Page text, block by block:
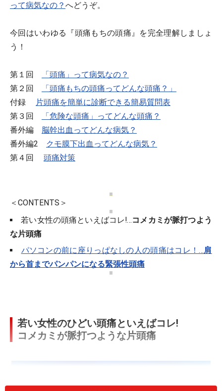
って病気なの？ へどうぞ。
今回はいわゆる『頭痛もちの頭痛』を完全理解しましょ
う！
第１回
「頭痛」って病気なの？
第２回
「頭痛もちの頭痛ってどんな頭痛？」
付録
片頭痛を簡単に診断できる簡易質問表
第３回
「危険な頭痛」ってどんな頭痛？
番外編 脳幹出血ってどんな病気？
番外編2
クモ膜下出血ってどんな病気？
第４回 頭痛対策
＜CONTENTS＞
若い女性の頭痛といえばコレ!…コメカミが脈打つよう
な片頭痛
パソコンの前に座りっぱなしの人の頭痛はコレ！…肩
から首までパンパンになる緊張性頭痛
若い女性のひどい頭痛といえばコレ!
コメカミが脈打つような片頭痛